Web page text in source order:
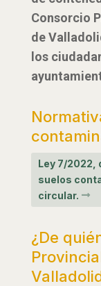
Consorcio
de
los
Ley 7/2022,
suelos
circular.
¿De